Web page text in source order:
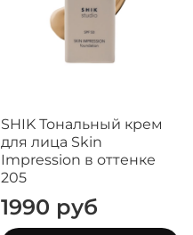
SHIK Тональный крем
для лица Skin
Impression в оттенке
205
1990 руб